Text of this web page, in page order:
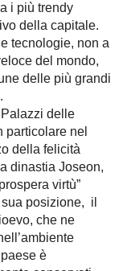
i più trendy
della capitale.
tecnologie, non a
del mondo,
delle più grandi
delle
particolare nel
della felicità
dinastia Joseon,
virtù”
posizione, il
che ne
è